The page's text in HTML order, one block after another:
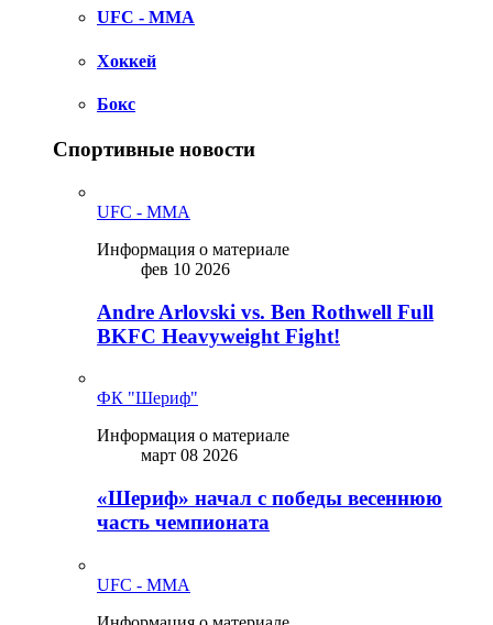
UFC - MMA
Хоккей
Бокс
Спортивные новости
UFC - MMA
Информация о материале
фев 10 2026
Andre Arlovski vs. Ben Rothwell Full
BKFC Heavyweight Fight!
ФК "Шериф"
Информация о материале
март 08 2026
«Шериф» начал с победы весеннюю
часть чемпионата
UFC - MMA